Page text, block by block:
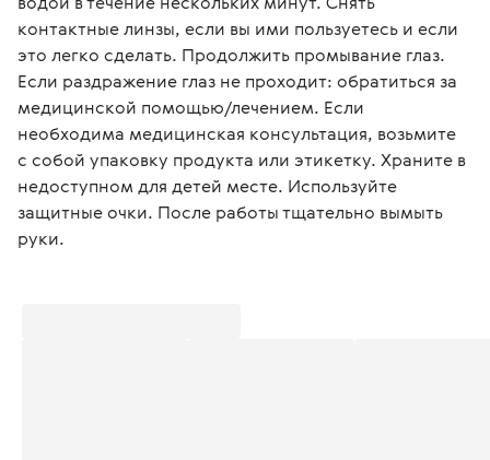
контактные линзы, если вы ими пользуетесь и если
это легко сделать. Продолжить промывание глаз.
Если раздражение глаз не проходит: обратиться за
медицинской помощью/лечением. Если
необходима медицинская консультация, возьмите
с собой упаковку продукта или этикетку. Храните в
недоступном для детей месте. Используйте
защитные очки. После работы тщательно вымыть
руки.